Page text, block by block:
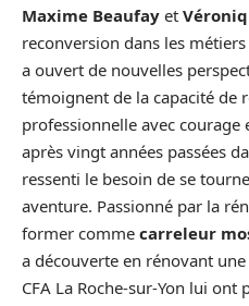
Maxime Beaufay et
reconversion dans les métiers
a ouvert de nouvelles
témoignent de la capacité de
professionnelle avec
après vingt années passées
ressenti le besoin de se
aventure. Passionné par la
former comme carreleur
a découverte en rénovant
CFA La Roche-sur-Yon lui ont